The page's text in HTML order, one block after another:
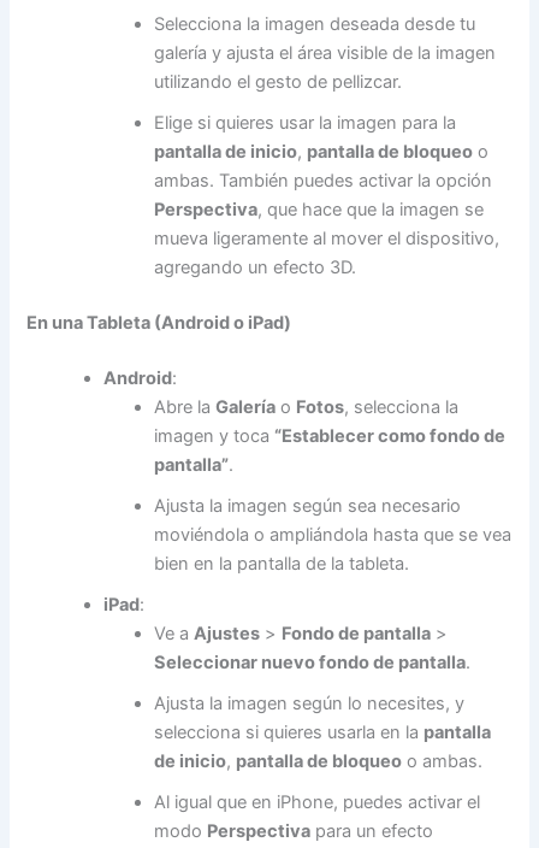
Selecciona la imagen deseada desde tu
galería y ajusta el área visible de la imagen
utilizando el gesto de pellizcar.
Elige si quieres usar la imagen para la
pantalla de inicio, pantalla de bloqueo o
ambas. También puedes activar la opción
Perspectiva, que hace que la imagen se
mueva ligeramente al mover el dispositivo,
agregando un efecto 3D.
En una Tableta (Android o iPad)
Android:
Abre laGalería o Fotos, selecciona la
imagen y toca “Establecer como fondo de
pantalla”.
Ajusta la imagen según sea necesario
moviéndola o ampliándola hasta que se vea
bien en la pantalla de la tableta.
iPad:
Ve aAjustes > Fondo de pantalla >
Seleccionar nuevo fondo de pantalla.
Ajusta la imagen según lo necesites, y
selecciona si quieres usarla en la pantalla
de inicio, pantalla de bloqueo o ambas.
Al igual que en iPhone, puedes activar el
modo Perspectiva para un efecto